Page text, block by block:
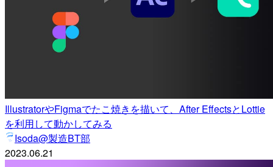
IllustratorやFigmaでたこ焼きを描いて、After EffectsとLottie
を利用して動かしてみる
Isoda@製造BT部
2023.06.21